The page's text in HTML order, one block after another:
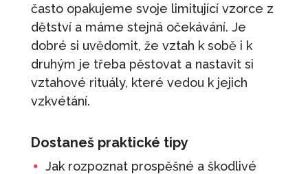
často opakujeme svoje limitující vzorce z
dětství a máme stejná očekávání. Je
dobré si uvědomit, že vztah k sobě i k
druhým je třeba pěstovat a nastavit si
vztahové rituály, které vedou k jejich
vzkvétání.
Dostaneš praktické tipy
Jak rozpoznat prospěšné a škodlivé
650Kč + PŘIDAT
Karta: Listopad - Vyhoření a restart
100Kč + PŘIDAT